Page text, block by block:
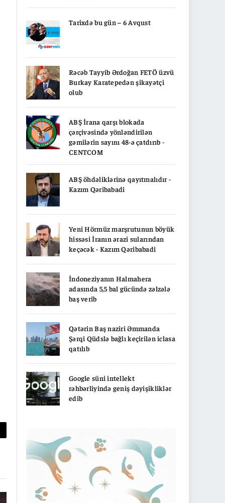
Tarixdə bu gün – 6 Avqust
Rəcəb Tayyib Ərdoğan FETÖ üzvü
Burkay Karatepedən şikayətçi
olub
ABŞ İrana qarşı blokada
çərçivəsində yönləndirilən
gəmilərin sayını 48-ə çatdırıb -
CENTCOM
ABŞ öhdəliklərinə qayıtmalıdır -
Kazım Qəribabadi
Yeni Hörmüz marşrutunun böyük
hissəsi İranın ərazi sularından
keçəcək - Kazım Qəribabadi
İndoneziyanın Halmahera
adasında 5,5 bal gücündə zəlzələ
baş verib
Qətərin Baş naziri Əmmanda
Şərqi Qüdslə bağlı keçirilən iclasa
qatılıb
Google süni intellekt
rəhbərliyində geniş dəyişikliklər
edib